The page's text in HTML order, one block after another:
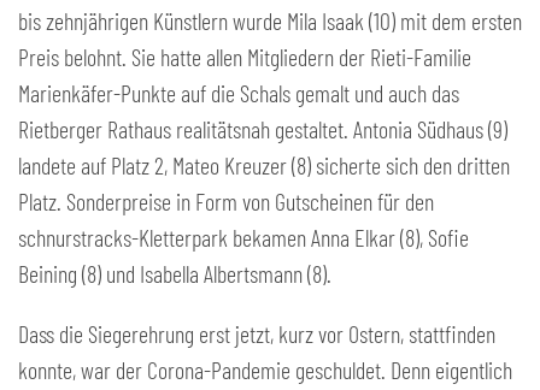
bis zehnjährigen Künstlern wurde Mila Isaak (10) mit dem ersten
Preis belohnt. Sie hatte allen Mitgliedern der Rieti-Familie
Marienkäfer-Punkte auf die Schals gemalt und auch das
Rietberger Rathaus realitätsnah gestaltet. Antonia Südhaus (9)
landete auf Platz 2, Mateo Kreuzer (8) sicherte sich den dritten
Platz. Sonderpreise in Form von Gutscheinen für den
schnurstracks-Kletterpark bekamen Anna Elkar (8), Sofie
Beining (8) und Isabella Albertsmann (8).
Dass die Siegerehrung erst jetzt, kurz vor Ostern, stattfinden
konnte, war der Corona-Pandemie geschuldet. Denn eigentlich